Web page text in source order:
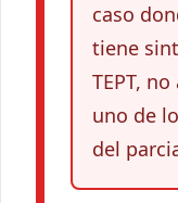
caso
tiene
TEPT,
uno de
del